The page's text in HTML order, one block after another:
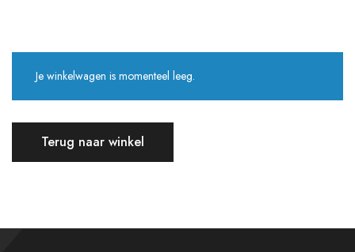
Je winkelwagen is momenteel leeg.
Terug naar winkel